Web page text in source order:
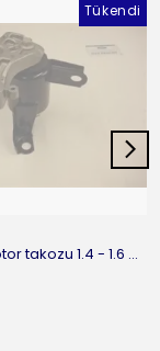
Tükendi
B-max motor takozu 1.4 - 1.6 benzinli 2012-2016 ORJİNAL